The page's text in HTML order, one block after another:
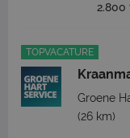
2.800
TOPVACATURE
Groene
(26 km)